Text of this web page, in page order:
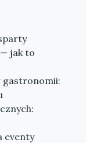
jak to
gastronomii:
eventy